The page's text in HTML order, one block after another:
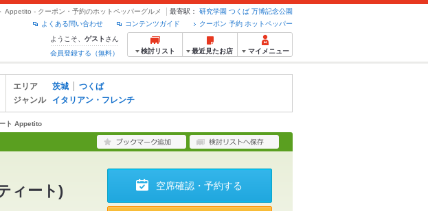
Appetito - クーポン・予約のホットペッパーグルメ 最寄駅： 研究学園 つくば 万博記念公園
クーポン 予約 ホットペッパー
コンテンツガイド
よくある問い合わせ
ようこそ、 ゲスト さん
会員登録する（無料）
検討リスト 最近見たお店 マイメニュー
エリア 茨城
つくば
ジャンル
イタリアン・フレンチ
ト Appetito
ィート) 空席確認・予約する